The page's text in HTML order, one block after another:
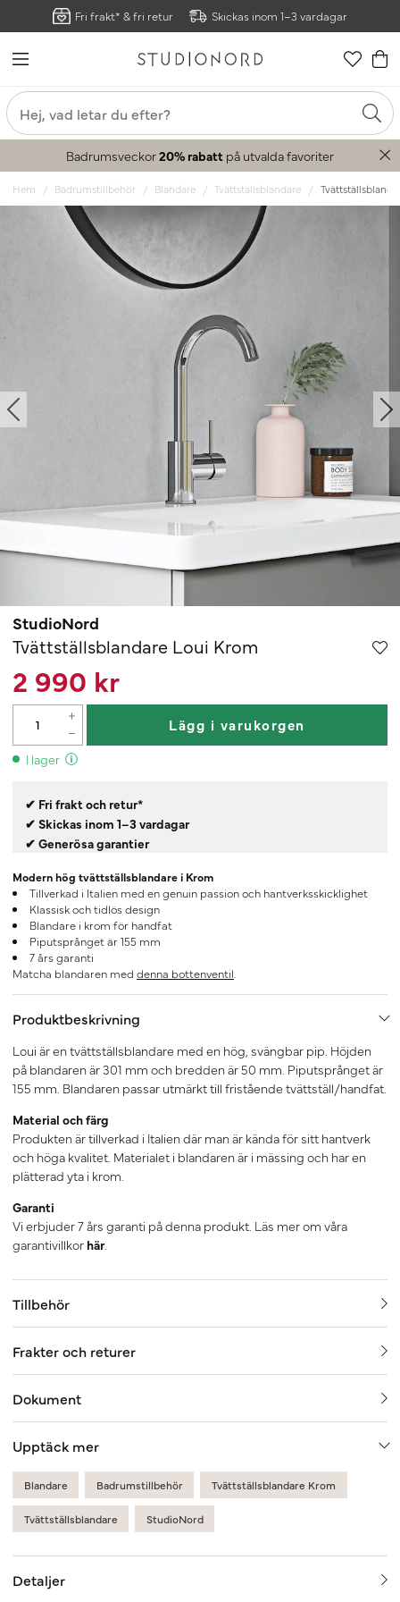
Fri frakt* & fri retur Skickas inom 1–3 vardagar
Badrumsveckor20% rabatt på utvalda favoriter
Hem Badrumstillbehör Blandare Tvättställsblandare
StudioNord
Tvättställsblandare Loui Krom
2 990 kr
Lägg i varukorgen
I lager
✔ Fri frakt och retur*
✔ Skickas inom 1–3 vardagar
✔ Generösa garantier
Modern hög tvättställsblandare i Krom
Tillverkad i Italien med en genuin passion och hantverksskicklighet
Klassisk och tidlös design
Blandare i krom för handfat
Piputsprånget är 155 mm
7 års garanti
Matcha blandaren med denna bottenventil
Produktbeskrivning
Loui är en tvättställsblandare med en hög, svängbar pip. Höjden
på blandaren är 301 mm och bredden är 50 mm. Piputsprånget är
155 mm. Blandaren passar utmärkttill fristående tvättställ/handfat.
Material och färg
Produkten är tillverkad i Italien där man är kända för sitt hantverk
och höga kvalitet. Materialet i blandaren är i mässing och har en
plätterad yta i krom.
Garanti
Vi erbjuder 7 års garanti på denna produkt. Läs mer om våra
garantivillkor här.
Tillbehör
Frakter och returer
Dokument
Upptäck mer
Blandare Badrumstillbehör Tvättställsblandare Krom
Tvättställsblandare StudioNord
Detaljer